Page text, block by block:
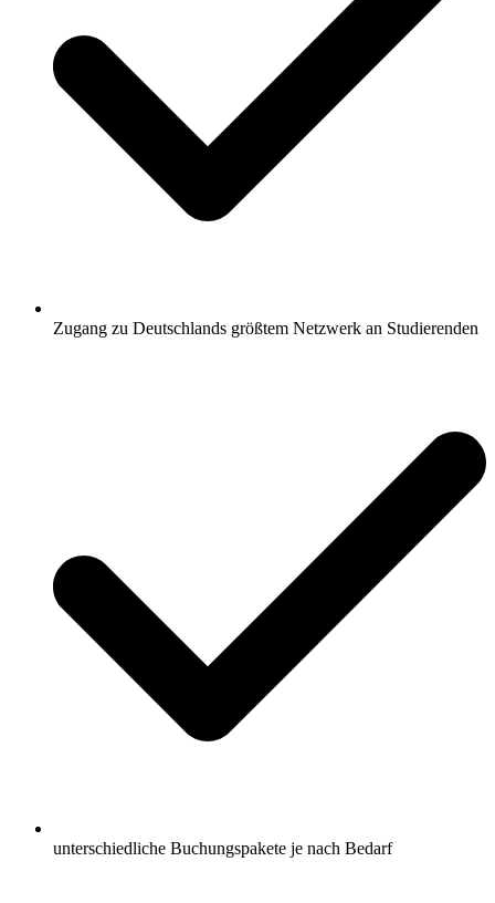
Zugang zu Deutschlands größtem Netzwerk an Studierenden
unterschiedliche Buchungspakete je nach Bedarf